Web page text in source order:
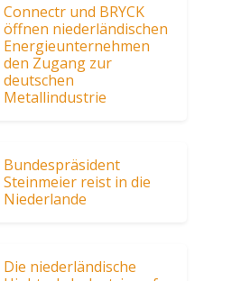
Connectr und BRYCK
öffnen niederländischen
Energieunternehmen
den Zugang zur
deutschen
Metallindustrie
Bundespräsident
Steinmeier reist in die
Niederlande
Die niederländische